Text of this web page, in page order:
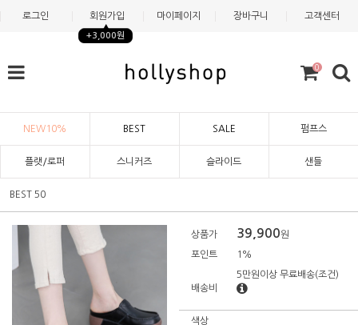
로그인 회원가입
+3,000원
마이페이지 장바구니 고객센터
0
NEW10% BEST SALE 펌프스
플랫/로퍼 스니커즈 슬라이드 샌들
BEST 50
상품가 39,900원
포인트 1%
배송비
5만원이상 무료배송(조건)
색상